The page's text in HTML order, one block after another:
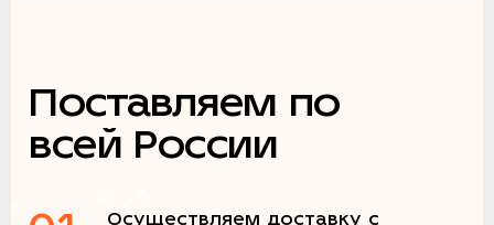
Поставляем по
всей России
Осуществляем доставку с